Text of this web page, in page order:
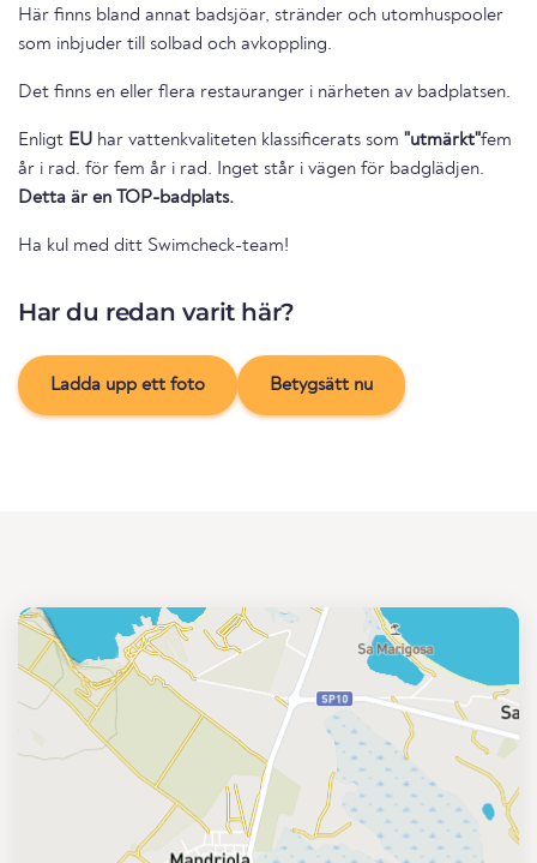
Här finns bland annat badsjöar, stränder och utomhuspooler
som inbjuder till solbad och avkoppling.
Det finns en eller flera restauranger i närheten av badplatsen.
Enligt EU har vattenkvaliteten klassificerats som "utmärkt"fem
år i rad. för fem år i rad. Inget står i vägen för badglädjen.
Detta är en TOP-badplats.
Ha kul med ditt Swimcheck-team!
Har du redan varit här?
Ladda upp ett foto Betygsätt nu